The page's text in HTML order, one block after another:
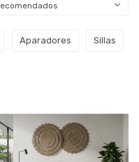
Aparadores Sillas